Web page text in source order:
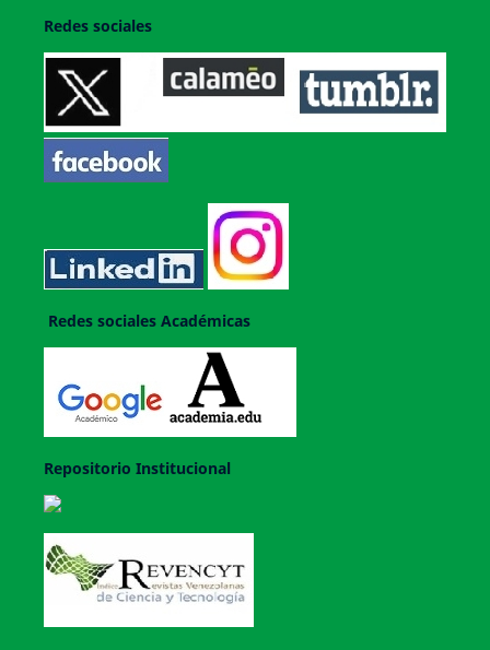
Redes sociales
Redes sociales Académicas
Repositorio Institucional